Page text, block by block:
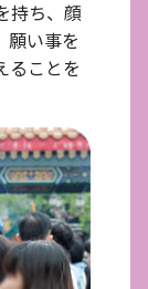
持ち、顔
願い事を
ることを